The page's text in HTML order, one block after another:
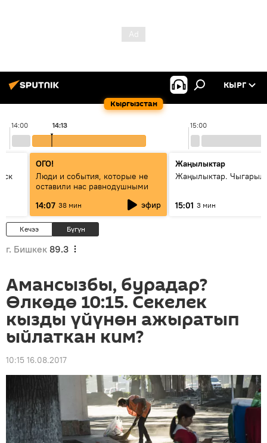
Кыргызстан
КЫРГ
14:00 15:00
14:13
ОГО!
Люди и события, которые не
оставили нас равнодушными
14:07 38 мин эфир
Жаңылыктар
Жаңылыктар.
15:01 3 мин
Кечээ Бүгүн
г. Бишкек 89.3
Амансызбы, бурадар?
Өлкөдө 10:15. Секелек
кызды үйүнөн ажыратып
ыйлаткан ким?
10:15 16.08.2017